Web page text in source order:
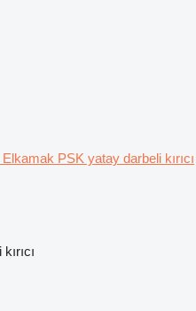
PSK yatay darbeli kırıcı